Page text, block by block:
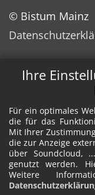
Ihre
Für ein optimales
die für das
Mit Ihrer
die zur Anzeige
über Soundcloud,
genutzt werden.
Weitere
© Bistum Mainz